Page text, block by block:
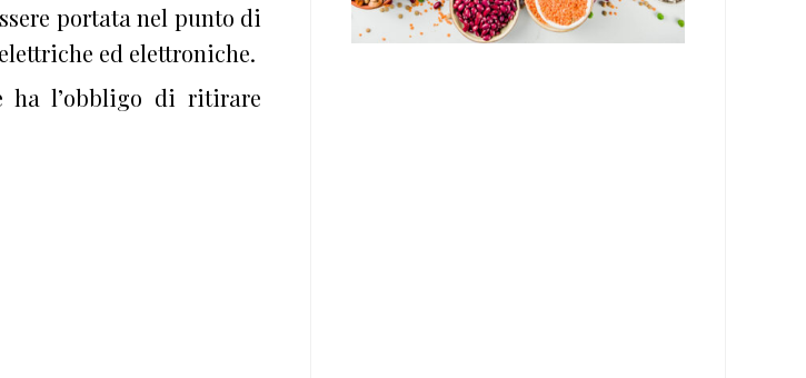
portata nel punto di
ed elettroniche.
ha l’obbligo di ritirare